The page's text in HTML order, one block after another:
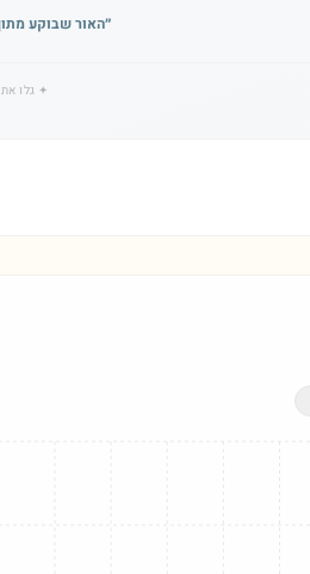
״האור שבוקע
✦ גלו